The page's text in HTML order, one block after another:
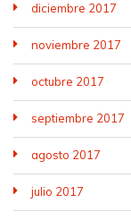
diciembre 2017
noviembre 2017
octubre 2017
septiembre 2017
agosto 2017
julio 2017